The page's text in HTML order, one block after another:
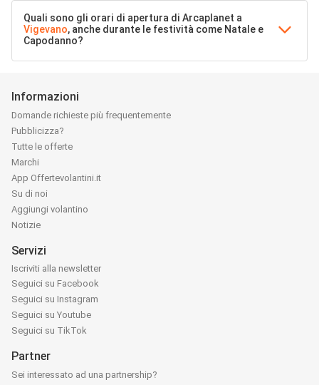
Quali sono gli orari di apertura di Arcaplanet a
Vigevano, anche durante le festività come Natale e
Capodanno?
Informazioni
Domande richieste più frequentemente
Pubblicizza?
Tutte le offerte
Marchi
App Offertevolantini.it
Su di noi
Aggiungi volantino
Notizie
Servizi
Iscriviti alla newsletter
Seguici su Facebook
Seguici su Instagram
Seguici su Youtube
Seguici su TikTok
Partner
Sei interessato ad una partnership?